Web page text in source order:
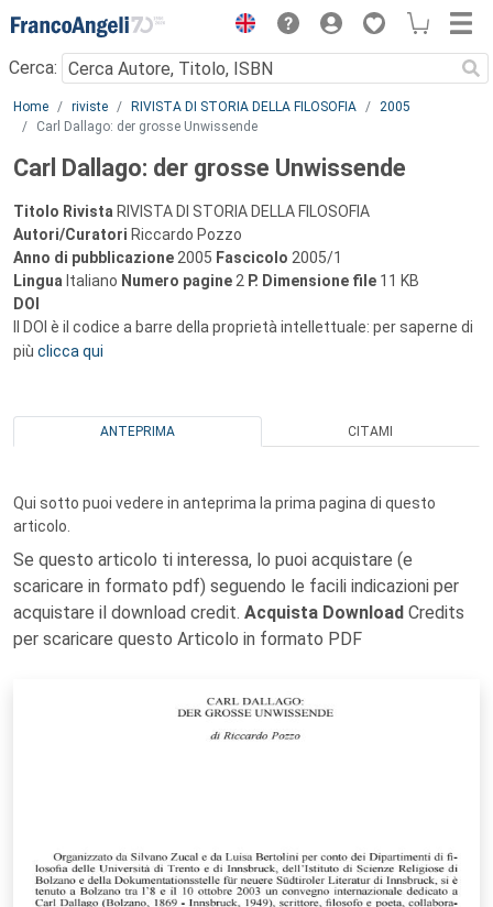
Menu
Cerca:
Main content
Home riviste RIVISTA DI STORIA DELLA FILOSOFIA
2005
Carl Dallago: der grosse Unwissende
Carl Dallago: der grosse Unwissende
Titolo Rivista RIVISTA DI STORIA DELLA FILOSOFIA
Autori/Curatori Riccardo Pozzo
Anno di pubblicazione 2005 Fascicolo 2005/1
Lingua Italiano Numero pagine 2 P. Dimensione file 11 KB
DOI
Il DOI è il codice a barre della proprietà intellettuale: per saperne di
più clicca qui
ANTEPRIMA CITAMI
Qui sotto puoi vedere in anteprima la prima pagina di questo
articolo.
Se questo articolo ti interessa, lo puoi acquistare (e
scaricare in formato pdf) seguendo le facili indicazioni per
acquistare il download credit. Acquista Download Credits
per scaricare questo Articolo in formato PDF